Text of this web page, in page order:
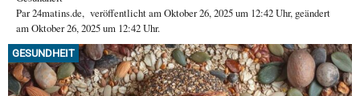
Par24matins.de, veröffentlicht amOktober 26, 2025um 12:42 Uhr, geändert
am Oktober 26, 2025 um 12:42 Uhr.
GESUNDHEIT